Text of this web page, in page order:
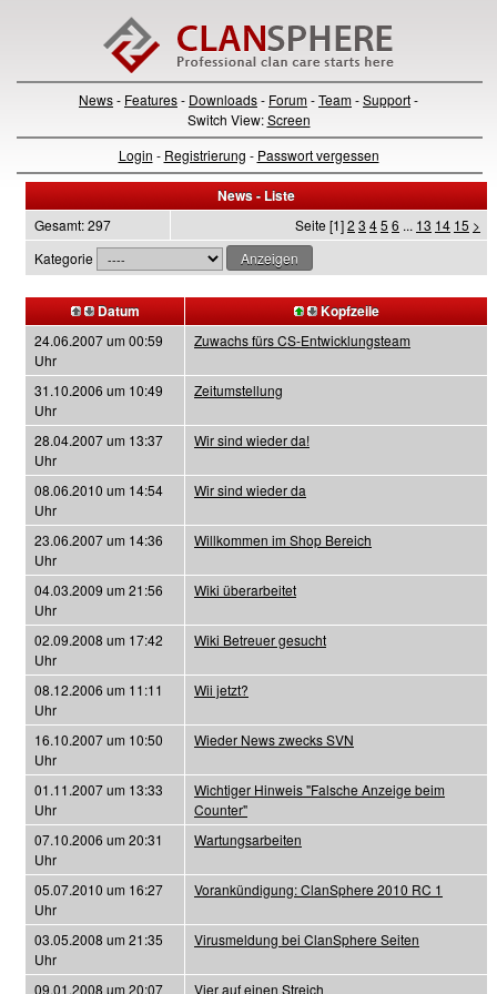
News- Features- Downloads- Forum-Team-Support-
Switch View:Screen
Login - Registrierung - Passwort vergessen
News - Liste
Gesamt: 297 Seite [1]2 3 45 6 ... 13 14 15 >
Kategorie
Datum Kopfzeile
24.06.2007 um 00:59
Uhr
Zuwachs fürs CS-Entwicklungsteam
31.10.2006 um 10:49
Uhr
Zeitumstellung
28.04.2007 um 13:37
Uhr
Wir sind wieder da!
08.06.2010 um 14:54
Uhr
Wir sind wieder da
23.06.2007 um 14:36
Uhr
Willkommen im Shop Bereich
04.03.2009 um 21:56
Uhr
Wiki überarbeitet
02.09.2008 um 17:42
Uhr
Wiki Betreuer gesucht
08.12.2006 um 11:11
Uhr
Wii jetzt?
16.10.2007 um 10:50
Uhr
Wieder News zwecks SVN
01.11.2007 um 13:33
Uhr
Wichtiger Hinweis "Falsche Anzeige beim
Counter"
07.10.2006 um 20:31
Uhr
Wartungsarbeiten
05.07.2010 um 16:27
Uhr
Vorankündigung: ClanSphere 2010 RC 1
03.05.2008 um 21:35
Uhr
Virusmeldung bei ClanSphere Seiten
09.01.2008 um 20:07 Vier auf einen Streich